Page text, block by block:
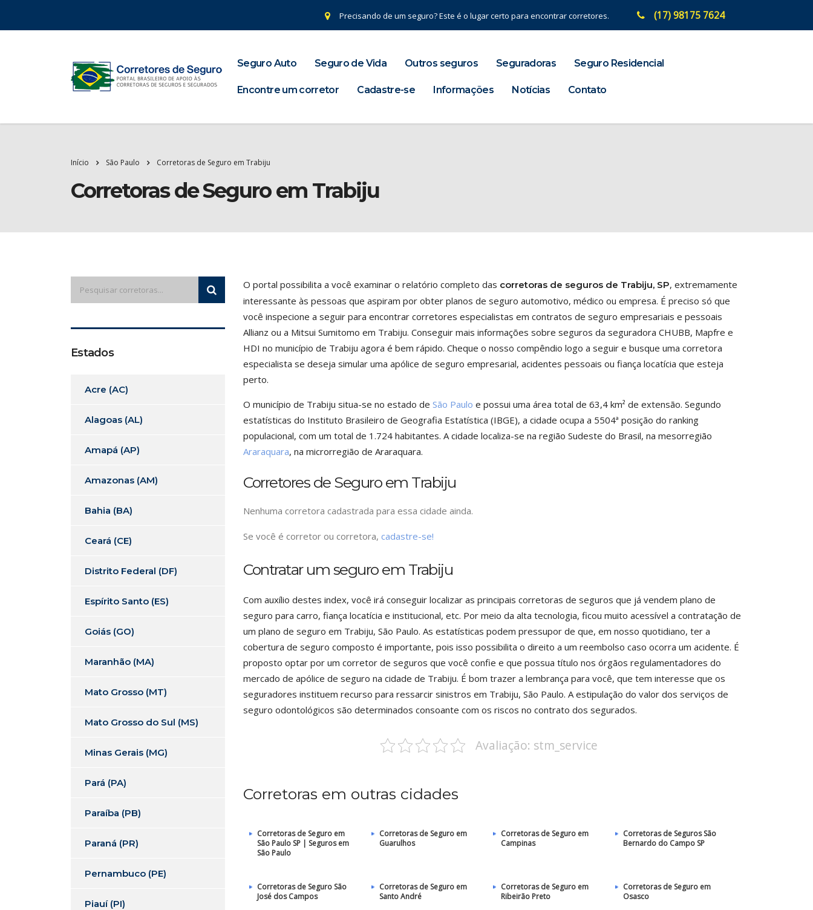
Precisando de um seguro? Este é o lugar certo para encontrar corretores. (17) 98175 7624
Seguro Auto Seguro de Vida Outros seguros Seguradoras Seguro Residencial
Encontre um corretor Cadastre-se Informações Notícias Contato
Início São Paulo Corretoras de Seguro em Trabiju
Corretoras de Seguro em Trabiju
O portal possibilita a você examinar o relatório completo das corretoras de seguros de Trabiju, SP, extremamente
interessante às pessoas que aspiram por obter planos de seguro automotivo, médico ou empresa. É preciso só que
você inspecione a seguir para encontrar corretores especialistas em contratos de seguro empresariais e pessoais
Allianz ou a Mitsui Sumitomo em Trabiju. Conseguir mais informações sobre seguros da seguradora CHUBB, Mapfre e
HDI no município de Trabiju agora é bem rápido. Cheque o nosso compêndio logo a seguir e busque uma corretora
especialista se deseja simular uma apólice de seguro empresarial, acidentes pessoais ou fiança locatícia que esteja
perto.
O município de Trabiju situa-se no estado de São Paulo e possui uma área total de 63,4 km² de extensão. Segundo
estatísticas do Instituto Brasileiro de Geografia Estatística (IBGE), a cidade ocupa a 5504ª posição do ranking
populacional, com um total de 1.724 habitantes. A cidade localiza-se na região Sudeste do Brasil, na mesorregião
Araraquara, na microrregião de Araraquara.
Corretores de Seguro em Trabiju
Nenhuma corretora cadastrada para essa cidade ainda.
Se você é corretor ou corretora, cadastre-se!
Contratar um seguro em Trabiju
Com auxílio destes index, você irá conseguir localizar as principais corretoras de seguros que já vendem plano de
seguro para carro, fiança locatícia e institucional, etc. Por meio da alta tecnologia, ficou muito acessível a contratação de
um plano de seguro em Trabiju, São Paulo. As estatísticas podem pressupor de que, em nosso quotidiano, ter a
cobertura de seguro composto é importante, pois isso possibilita o direito a um reembolso caso ocorra um acidente. É
proposto optar por um corretor de seguros que você confie e que possua título nos órgãos regulamentadores do
mercado de apólice de seguro na cidade de Trabiju. É bom trazer a lembrança para você, que tem interesse que os
seguradores instituem recurso para ressarcir sinistros em Trabiju, São Paulo. A estipulação do valor dos serviços de
seguro odontológicos são determinados consoante com os riscos no contrato dos segurados.
Avaliação: stm_service
Corretoras em outras cidades
Corretoras de Seguro em
São Paulo SP | Seguros em
São Paulo
Corretoras de Seguro em
Guarulhos
Corretoras de Seguro em
Campinas
Corretoras de Seguros São
Bernardo do Campo SP
Corretoras de Seguro São
José dos Campos
Corretoras de Seguro em
Santo André
Corretoras de Seguro em
Ribeirão Preto
Corretoras de Seguro em
Osasco
Estados
Acre (AC)
Alagoas (AL)
Amapá (AP)
Amazonas (AM)
Bahia (BA)
Ceará (CE)
Distrito Federal (DF)
Espírito Santo (ES)
Goiás (GO)
Maranhão (MA)
Mato Grosso (MT)
Mato Grosso do Sul (MS)
Minas Gerais (MG)
Pará (PA)
Paraíba (PB)
Paraná (PR)
Pernambuco (PE)
Piauí (PI)